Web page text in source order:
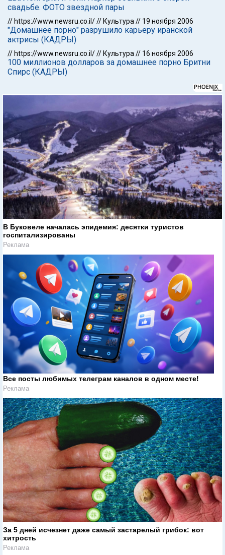
свадьбе. ФОТО звездной пары
// https://www.newsru.co.il/// Культура // 19 ноября 2006
"Домашнее порно" разрушило карьеру иранской
актрисы (КАДРЫ)
// https://www.newsru.co.il/// Культура // 16 ноября 2006
100 миллионов долларов за домашнее порно Бритни
Спирс (КАДРЫ)
В Буковеле началась эпидемия: десятки туристов
госпитализированы
Реклама
Все посты любимых телеграм каналов в одном месте!
Реклама
За 5 дней исчезнет даже самый застарелый грибок: вот
хитрость
Реклама